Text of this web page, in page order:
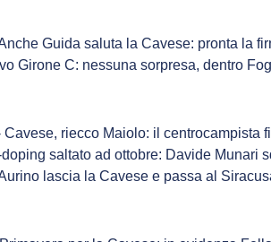
Guida saluta la Cavese: pronta la firma a
C: nessuna sorpresa, dentro Foggia e
riecco Maiolo: il centrocampista firmerà nelle
saltato ad ottobre: Davide Munari
lascia la Cavese e passa al